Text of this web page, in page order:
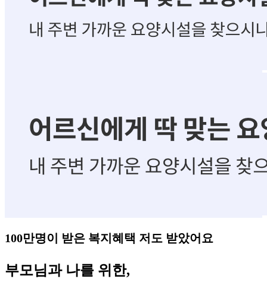
100만명이 받은 복지혜택 저도 받았어요
부모님과 나를 위한,